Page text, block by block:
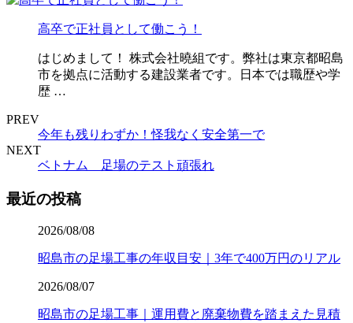
高卒で正社員として働こう！
はじめまして！ 株式会社曉組です。弊社は東京都昭島
市を拠点に活動する建設業者です。日本では職歴や学
歴 …
PREV
今年も残りわずか！怪我なく安全第一で
NEXT
ベトナム 足場のテスト頑張れ
最近の投稿
2026/08/08
昭島市の足場工事の年収目安｜3年で400万円のリアル
2026/08/07
昭島市の足場工事｜運用費と廃棄物費を踏まえた見積